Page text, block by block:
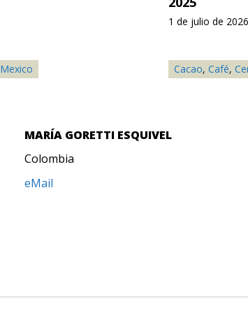
Cacao, Café,
1 de julio de 2026
Palma,Paraguay ,Soja,Té
Mexico
MARÍA GORETTI ESQUIVEL
Colombia
eMail